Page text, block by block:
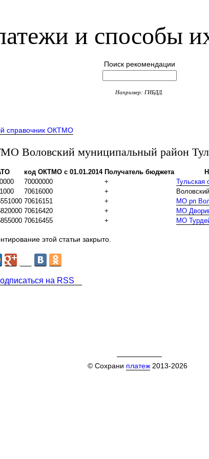
и способы
Поиск рекомендации
Например: ГИБДД.
справочник ОКТМО
Воловский муниципальный район
код ОКТМО с 01.01.2014 Получатель бюджета
70000000 +
Тульская
70616000 +
70616151 +
МО рп
70616420 +
МО
70616455 + МО
этой статьи закрыто.
на RSS
© Сохрани платеж2013-2026